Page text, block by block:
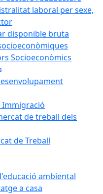
laboral per sexe,
disponible bruta
Socioeconòmics
Immigració
de treball dels
de Treball
ambiental
a casa